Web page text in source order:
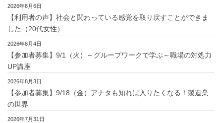
2026年8月6日
【利用者の声】社会と関わっている感覚を取り戻すことができま
した（20代女性）
2026年8月4日
【参加者募集】9/1（火）～グループワークで学ぶ～職場の対処力
UP講座
2026年8月3日
【参加者募集】9/18（金）アナタも知れば入りたくなる！製造業
の世界
2026年7月31日